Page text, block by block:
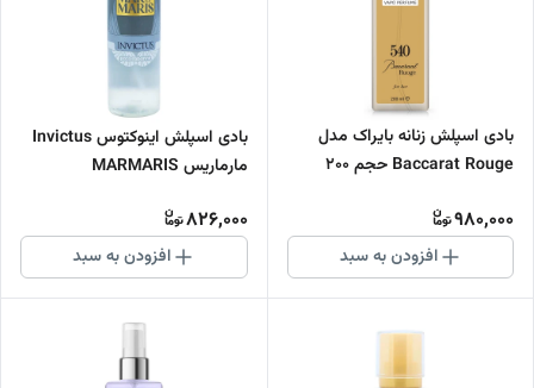
بادی اسپلش زنانه بایراک مدل
Baccarat Rouge حجم 200
980,000
افزودن به سبد
بادی اسپلش اینوکتوس Invictus
مارماریس MARMARIS
826,000
افزودن به سبد